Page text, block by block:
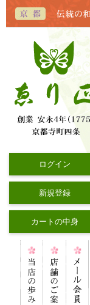
ログイン
新規登録
カートの中身